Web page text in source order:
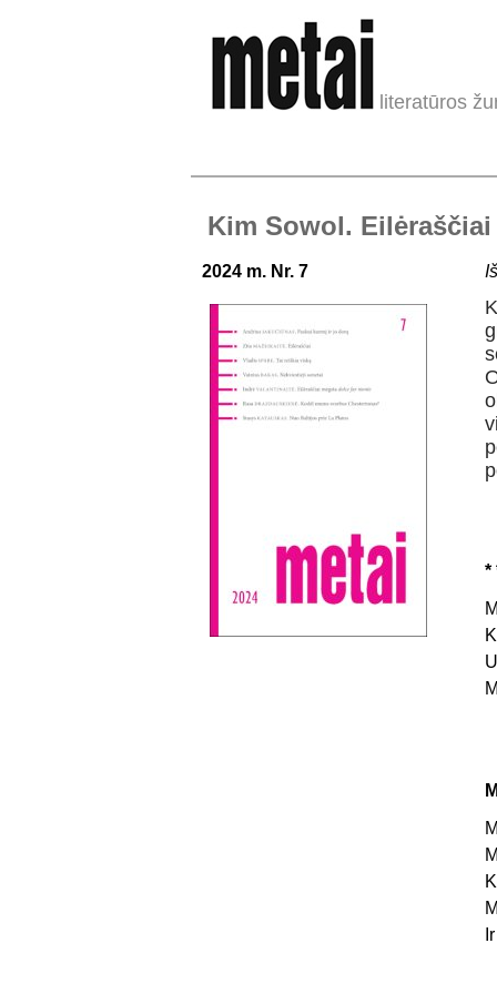
literatūros
Kim Sowol. Eilėraščiai
2024 m. Nr. 7
K
*